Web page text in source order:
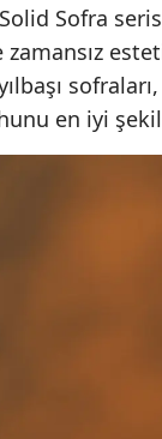
Sofra
zamansız
en iyi